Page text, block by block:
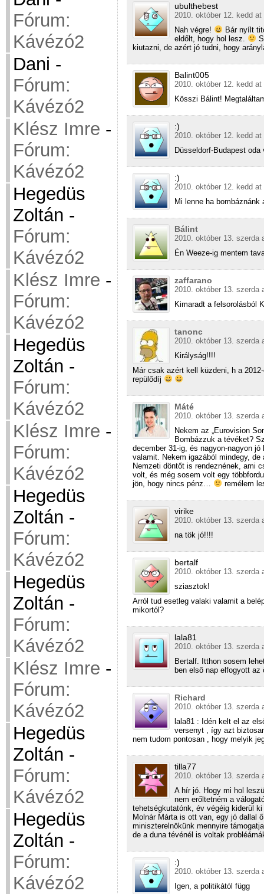
Fórum:
Kávézó2
Dani -
Fórum:
Kávézó2
Klész Imre -
Fórum:
Kávézó2
Hegedüs
Zoltán -
Fórum:
Kávézó2
Klész Imre -
Fórum:
Kávézó2
Hegedüs
Zoltán -
Fórum:
Kávézó2
Klész Imre -
Fórum:
Kávézó2
Hegedüs
Zoltán -
Fórum:
Kávézó2
Hegedüs
Zoltán -
Fórum:
Kávézó2
Klész Imre -
Fórum:
Kávézó2
Hegedüs
Zoltán -
Fórum:
Kávézó2
Hegedüs
Zoltán -
Fórum:
Kávézó2
ubulthebest
2010. október 12. kedd at
Nah végre!
Bár nyílt
eldőlt, hogy hol lesz.
kiutazni, de azért jó tudni, hogy
Balint005
2010. október 12. kedd at
Kösszi Bálint!
:)
2010. október 12. kedd at
Düsseldorf-Budapest
:)
2010. október 12. kedd at
Mi lenne ha bombáznánk
Bálint
2010. október 13. szerda
Én Weeze-ig mentem
zaffarano
2010. október 13. szerda
Kimaradt a felsorolásból
tanonc
2010. október 13. szerda
Királyság!!!!
Már csak azért kell küzdeni, h a
repülődíj
Máté
2010. október 13. szerda
Nekem az „Eurovision
Bombázzuk a tévéket?
december 31-ig, és nagyon-nagyon
valamit. Nekem igazából mindegy,
Nemzeti döntőt is rendeznének, ami
volt, és még sosem volt egy
jön, hogy nincs pénz…
remélem
virike
2010. október 13. szerda
na tök jó!!!!
bertalf
2010. október 13. szerda
sziasztok!
Arról tud esetleg valaki valamit a
mikortól?
lala81
2010. október 13. szerda
Bertalf. Itthon sosem
ben első nap elfogyott
Richard
2010. október 13. szerda
lala81 : Idén kelt el az
versenyt , így azt
nem tudom pontosan , hogy melyik
tilla77
2010. október 13. szerda
A hír jó. Hogy mi hol
nem erőltetném a
tehetségkutatónk, év végéig kiderül
Molnár Márta is ott van, egy jó dallal
miniszterelnökünk mennyire
de a duna tévénél is voltak
:)
2010. október 13. szerda
Igen, a politikától függ